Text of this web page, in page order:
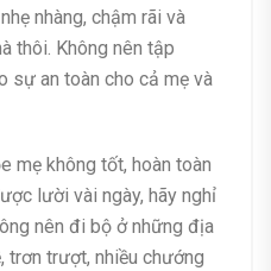
nhàng, chậm rãi và
thôi. Không nên tập
sự an toàn cho cả mẹ và
mẹ không tốt, hoàn toàn
lười vài ngày, hãy nghỉ
nên đi bộ ở những địa
trơn trượt, nhiều chướng